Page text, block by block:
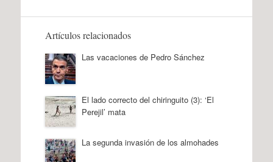
Artículos relacionados
Las vacaciones de Pedro Sánchez
El lado correcto del chiringuito (3): ‘El
Perejil’ mata
La segunda invasión de los almohades